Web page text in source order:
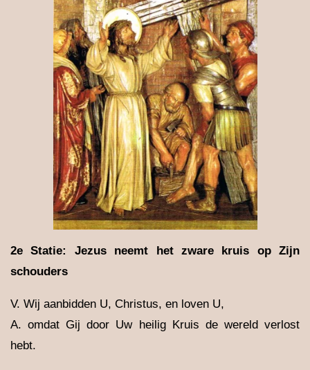
2e Statie: Jezus neemt het zware kruis op Zijn
schouders
V. Wij aanbidden U, Christus, en loven U,
A. omdat Gij door Uw heilig Kruis de wereld verlost
hebt.